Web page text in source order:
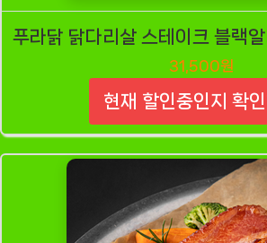
푸라닭 닭다리살 스테이크 블랙
31,500원
현재 할인중인지 확인